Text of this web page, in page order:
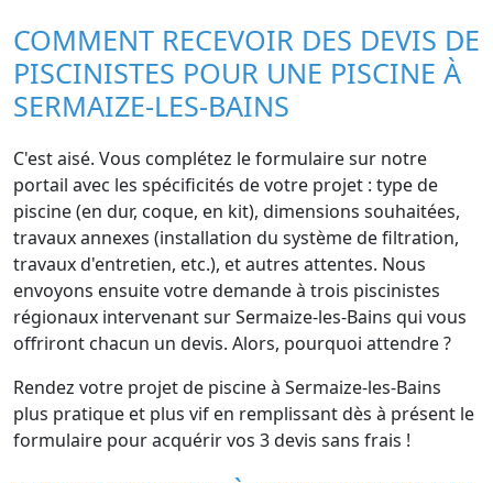
COMMENT RECEVOIR DES DEVIS DE
PISCINISTES POUR UNE PISCINE À
SERMAIZE-LES-BAINS
C'est aisé. Vous complétez le formulaire sur notre
portail avec les spécificités de votre projet : type de
piscine (en dur, coque, en kit), dimensions souhaitées,
travaux annexes (installation du système de filtration,
travaux d'entretien, etc.), et autres attentes. Nous
envoyons ensuite votre demande à trois piscinistes
régionaux intervenant sur Sermaize-les-Bains qui vous
offriront chacun un devis. Alors, pourquoi attendre ?
Rendez votre projet de piscine à Sermaize-les-Bains
plus pratique et plus vif en remplissant dès à présent le
formulaire pour acquérir vos 3 devis sans frais !